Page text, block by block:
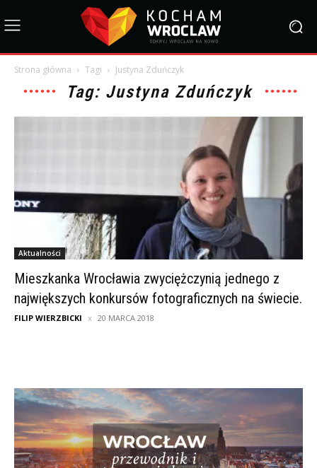
Strona główna Tagi Justyna Zduńczyk
Tag: Justyna Zduńczyk
Aktualności
Mieszkanka Wrocławia zwyciężczynią jednego z
największych konkursów fotograficznych na świecie.
FILIP WIERZBICKI 20 MARCA 2018